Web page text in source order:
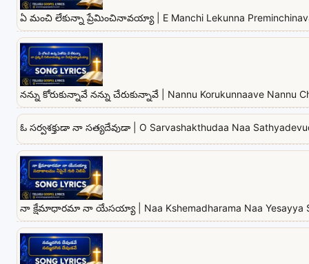
ఏ మంచి లేకున్నా ప్రేమించినావయ్యా | E Manchi Lekunna
నన్ను కోరుకున్నావే నన్ను చేరుకున్నావే | Nannu Korukunnaave Nannu
ఓ సర్వశక్తుడా నా సత్యదేవుడా | O Sarvashakthudaa Naa
నా క్షేమాధారమా నా యేసయ్యా | Naa Kshemadharama Naa Yesayya